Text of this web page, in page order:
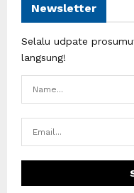
Newsletter
Selalu udpate
langsung!